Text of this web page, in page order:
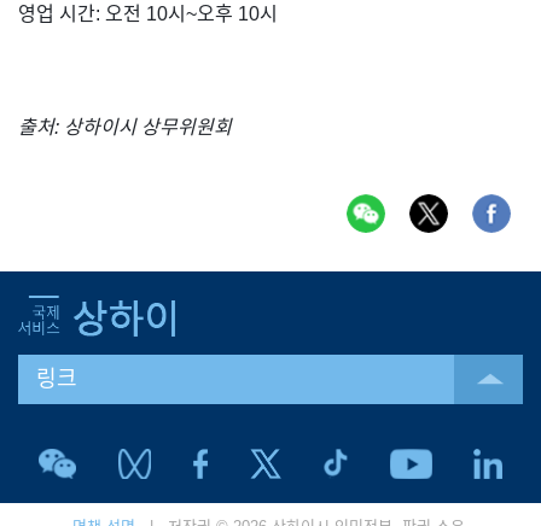
영업 시간: 오전 10시~오후 10시
출처: 상하이시 상무위원회
링크